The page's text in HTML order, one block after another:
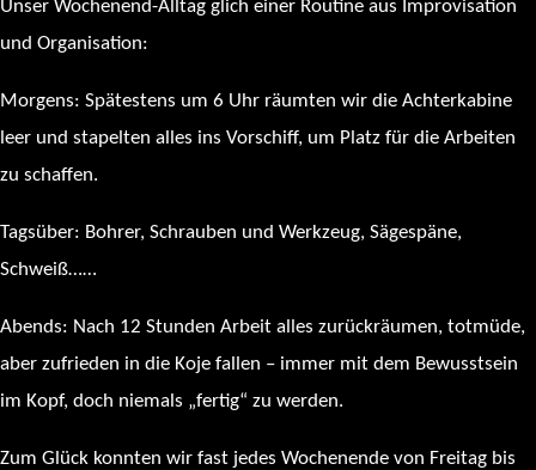
Unser Wochenend-Alltag glich einer Routine aus Improvisation
und Organisation:
Morgens: Spätestens um 6 Uhr räumten wir die Achterkabine
leer und stapelten alles ins Vorschiff, um Platz für die Arbeiten
zu schaffen.
Tagsüber: Bohrer, Schrauben und Werkzeug, Sägespäne,
Schweiß……
Abends: Nach 12 Stunden Arbeit alles zurückräumen, totmüde,
aber zufrieden in die Koje fallen – immer mit dem Bewusstsein
im Kopf, doch niemals „fertig“ zu werden.
Zum Glück konnten wir fast jedes Wochenende von Freitag bis